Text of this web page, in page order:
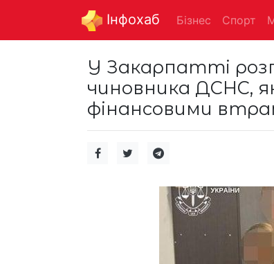
Інфохаб Бізнес Спорт
У Закарпатті
чиновника ДСНС,
фінансовими